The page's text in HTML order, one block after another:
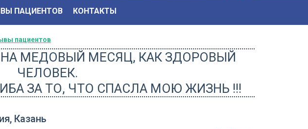
ПАЦИЕНТОВ КОНТАКТЫ
пациентов
НА МЕДОВЫЙ МЕСЯЦ, КАК ЗДОРОВЫЙ
ЧЕЛОВЕК.
ЗА ТО, ЧТО СПАСЛА МОЮ ЖИЗНЬ !!!
Казань